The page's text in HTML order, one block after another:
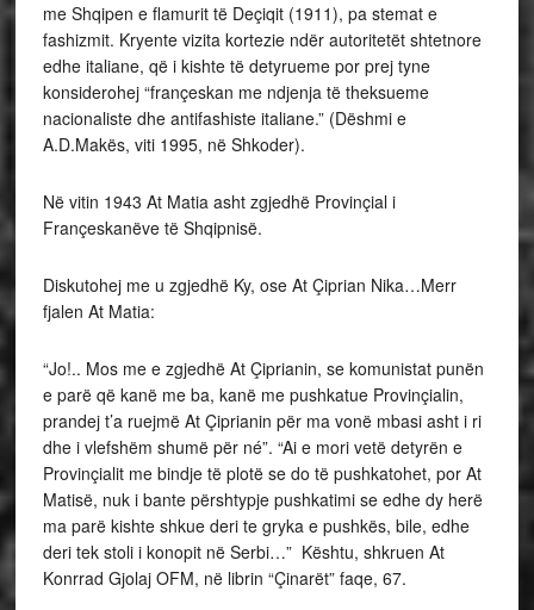
me Shqipen e flamurit të Deçiqit (1911), pa stemat e
fashizmit. Kryente vizita kortezie ndër autoritetët shtetnore
edhe italiane, që i kishte të detyrueme por prej tyne
konsiderohej “françeskan me ndjenja të theksueme
nacionaliste dhe antifashiste italiane.” (Dëshmi e
A.D.Makës, viti 1995, në Shkoder).
Në vitin 1943 At Matia asht zgjedhë Provinçial i
Françeskanëve të Shqipnisë.
Diskutohej me u zgjedhë Ky, ose At Çiprian Nika…Merr
fjalen At Matia:
“Jo!.. Mos me e zgjedhë At Çiprianin, se komunistat punën
e parë që kanë me ba, kanë me pushkatue Provinçialin,
prandej t’a ruejmë At Çiprianin për ma vonë mbasi asht i ri
dhe i vlefshëm shumë për né”. “Ai e mori vetë detyrën e
Provinçialit me bindje të plotë se do të pushkatohet, por At
Matisë, nuk i bante përshtypje pushkatimi se edhe dy herë
ma parë kishte shkue deri te gryka e pushkës, bile, edhe
deri tek stoli i konopit në Serbi…” Kështu, shkruen At
Konrrad Gjolaj OFM, në librin “Çinarët” faqe, 67.